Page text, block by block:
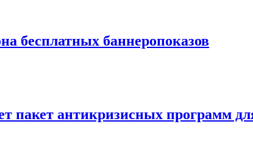
бесплатных баннеропоказов
пакет антикризисных программ